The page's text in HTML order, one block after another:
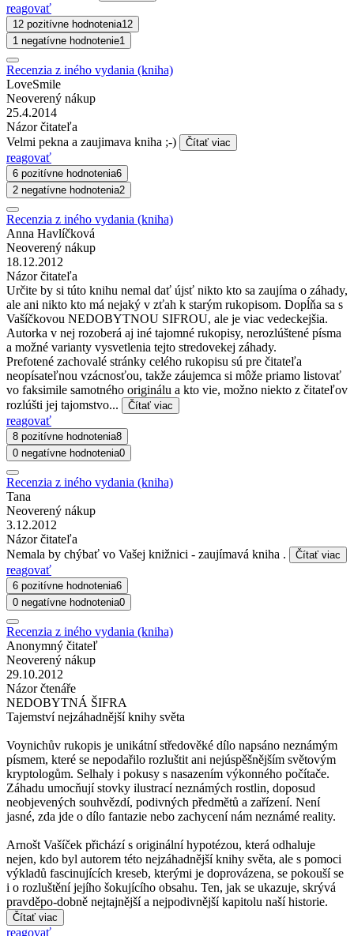
reagovať
12 pozitívne hodnotenia12
1 negatívne hodnotenie1
Recenzia z iného vydania (kniha)
LoveSmile
Neoverený nákup
25.4.2014
Názor čitateľa
Velmi pekna a zaujimava kniha ;-)
Čítať viac
reagovať
6 pozitívne hodnotenia6
2 negatívne hodnotenia2
Recenzia z iného vydania (kniha)
Anna Havlíčková
Neoverený nákup
18.12.2012
Názor čitateľa
Určite by si túto knihu nemal dať újsť nikto kto sa zaujíma o záhady,
ale ani nikto kto má nejaký v zťah k starým rukopisom. Dopĺňa sa s
Vašíčkovou NEDOBYTNOU SIFROU, ale je viac vedeckejšia.
Autorka v nej rozoberá aj iné tajomné rukopisy, nerozlúštené písma
a možné varianty vysvetlenia tejto stredovekej záhady.
Prefotené zachovalé stránky celého rukopisu sú pre čitateľa
neopísateľnou vzácnosťou, takže záujemca si môže priamo listovať
vo faksimile samotného originálu a kto vie, možno niekto z čitateľov
rozlúšti jej tajomstvo...
Čítať viac
reagovať
8 pozitívne hodnotenia8
0 negatívne hodnotenia0
Recenzia z iného vydania (kniha)
Tana
Neoverený nákup
3.12.2012
Názor čitateľa
Nemala by chýbať vo Vašej knižnici - zaujímavá kniha .
Čítať viac
reagovať
6 pozitívne hodnotenia6
0 negatívne hodnotenia0
Recenzia z iného vydania (kniha)
Anonymný čitateľ
Neoverený nákup
29.10.2012
Názor čtenáře
NEDOBYTNÁ ŠIFRA
Tajemství nejzáhadnější knihy světa
Voynichův rukopis je unikátní středověké dílo napsáno neznámým
písmem, které se nepodařilo rozluštit ani nejúspěšnějším světovým
kryptologům. Selhaly i pokusy s nasazením výkonného počítače.
Záhadu umocňují stovky ilustrací neznámých rostlin, doposud
neobjevených souhvězdí, podivných předmětů a zařízení. Není
jasné, zda jde o dílo fantazie nebo zachycení nám neznámé reality.
Arnošt Vašíček přichází s originální hypotézou, která odhaluje
nejen, kdo byl autorem této nejzáhadnější knihy světa, ale s pomoci
výkladů fascinujících kreseb, kterými je doprovázena, se pokouší se
i o rozluštění jejího šokujícího obsahu. Ten, jak se ukazuje, skrývá
pravděpo-dobně nejtajnější a nejpodivnější kapitolu naší historie.
Čítať viac
reagovať